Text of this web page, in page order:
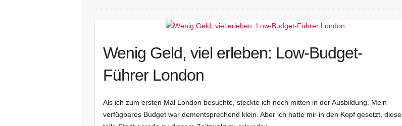
Wenig Geld, viel erleben: Low-Budget-
Führer London
Als ich zum ersten Mal London besuchte, steckte ich noch mitten in der Ausbildung. Mein
verfügbares Budget war dementsprechend klein. Aber ich hatte mir in den Kopf gesetzt, diese